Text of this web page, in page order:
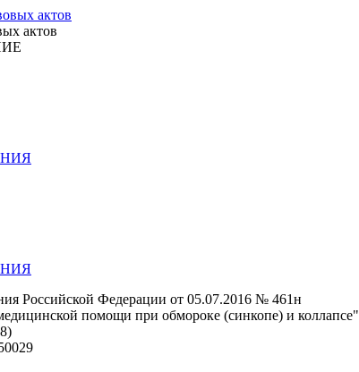
актов
Российской Федерации от 05.07.2016 № 461н
помощи при обмороке (синкопе) и коллапсе"